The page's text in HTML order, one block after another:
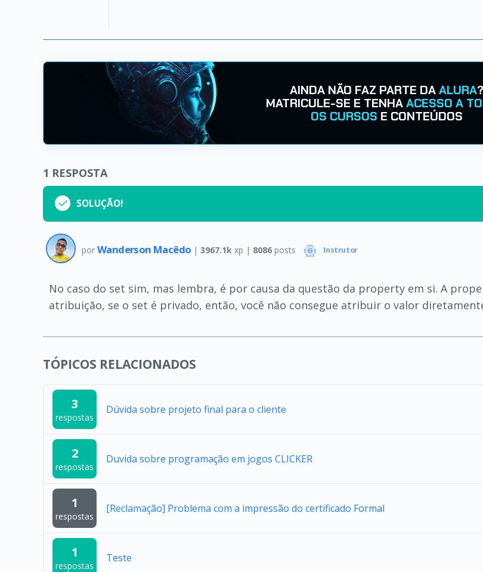
AINDA NÃO FAZ PARTE DAALURA?
MATRICULE-SE E TENHAACESSO A
OS CURSOS E CONTEÚDOS
1 RESPOSTA
SOLUÇÃO!
por Wanderson Macêdo | 3967.1k xp | 8086posts Instrutor
No caso do set sim, mas lembra, é por causa da questão da property em si. A
atribuição, se o set é privado, então, você não consegue atribuir o valor
TÓPICOS RELACIONADOS
3
respostas
Dúvida sobre projeto final para o cliente
2
respostas
Duvida sobre programação em jogos CLICKER
1
respostas
[Reclamação] Problema com a impressão do certificado Formal
1
respostas
Teste